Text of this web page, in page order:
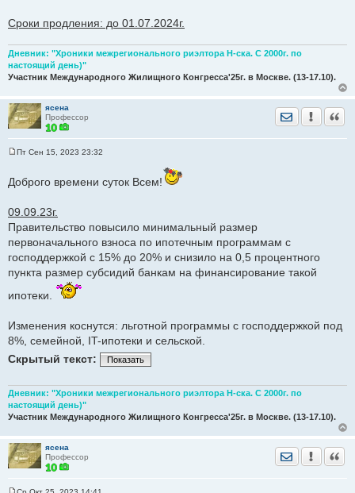
Сроки продления: до 01.07.2024г.
Дневник: "Хроники межрегионального риэлтора Н-ска. С 2000г. по
настоящий день)"
Участник Международного Жилищного Конгресса'25г. в Москве. (13-17.10).
ясена
Профессор
Отправить
б
е
н
и
е
Пт Сен 15, 2023 23:32
Доброго времени суток Всем!
09.09.23г.
Правительство повысило минимальный размер
первоначального взноса по ипотечным программам с
господдержкой с 15% до 20% и снизило на 0,5 процентного
пункта размер субсидий банкам на финансирование такой
ипотеки.
Изменения коснутся: льготной программы с господдержкой под
8%, семейной, IT-ипотеки и сельской.
Скрытый текст:
Показать
Дневник: "Хроники межрегионального риэлтора Н-ска. С 2000г. по
настоящий день)"
Участник Международного Жилищного Конгресса'25г. в Москве. (13-17.10).
ясена
Профессор
Отправить